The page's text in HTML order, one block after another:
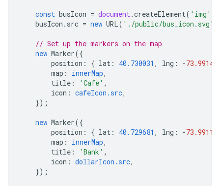
const busIcon = document.createElement( 'img'
busIcon . src = new URL( './public/bus_icon.svg'
// Set up the markers on the map
new Marker({
position : { lat : 40.730031 , lng : -
map : innerMap,
title : 'Cafe' ,
icon : cafeIcon.src,
});
new Marker({
position : { lat : 40.729681 , lng : -
map : innerMap,
title : 'Bank' ,
icon : dollarIcon.src,
});